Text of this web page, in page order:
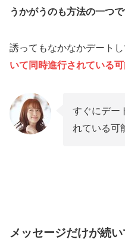
うかがうのも方法の一つで
誘ってもなかなかデートし
いて同時進行されている可
すぐにデー
れている可
メッセージだけが続